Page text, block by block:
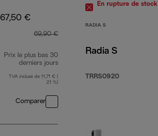
67,50 €
69,90 €
Prix le plus bas 30
derniers jours
TVA incluse de 11,71 € (
21 %)
Comparer
En rupture de stock
RADIA S
Radia S
TRRS0920